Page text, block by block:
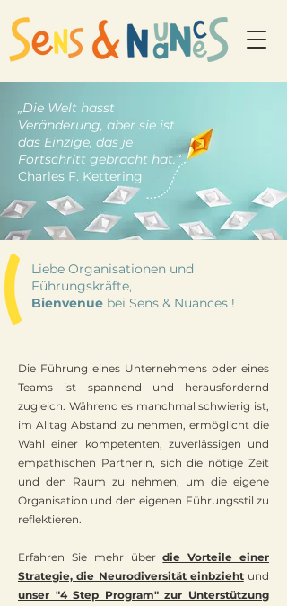
„Die Welt hasst
Veränderung, aber sie ist
das Einzige, das je
Fortschritt gebracht hat.“
Charles F. Kettering
Liebe Organisationen und
Führungskräfte,
Bienvenue bei Sens & Nuances !
Die Führung eines Unternehmens oder eines
Teams ist spannend und herausfordernd
zugleich. Während es manchmal schwierig ist,
im Alltag Abstand zu nehmen, ermöglicht die
Wahl einer kompetenten, zuverlässigen und
empathischen Partnerin, sich die nötige Zeit
und den Raum zu nehmen, um die eigene
Organisation und den eigenen Führungsstil zu
reflektieren.
Erfahren Sie mehr überdie Vorteile einer
Strategie, die Neurodiversität einbziehtund
unser "4 Step Program" zur Unterstützung